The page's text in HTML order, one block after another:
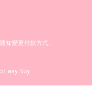
知變更付款方式。
Easy Buy